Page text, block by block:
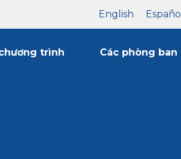
English Español
trình Các phòng ban